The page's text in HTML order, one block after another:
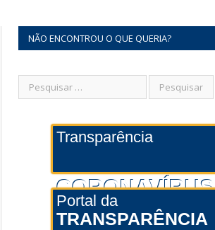
NÃO ENCONTROU O QUE QUERIA?
Transparência
CORONAVÍRUS
Portal da
TRANSPARÊNCIA